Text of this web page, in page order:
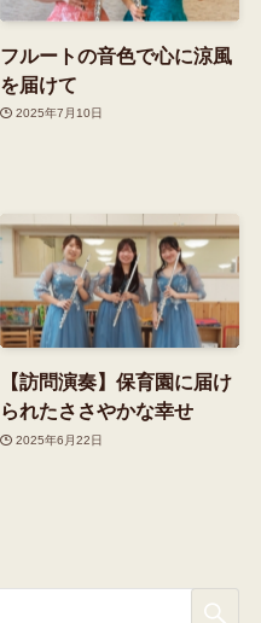
フルートの音色で心に涼風
を届けて
2025年7月10日
【訪問演奏】保育園に届け
られたささやかな幸せ
2025年6月22日